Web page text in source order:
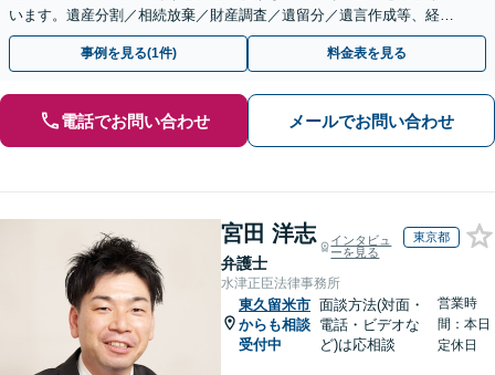
います。遺産分割／相続放棄／財産調査／遺留分／遺言作成等、経験
豊富な事務所。複雑な手続を代行【年間相談100件以上】
事例を見る(1件) 料金表を見る
電話でお問い合わせ メールでお問い合わせ
宮田 洋志
弁護士
インタビュ
ーを見る
東京都
水津正臣法律事務所
東久留米市
からも相談
受付中
面談方法(対面・
電話・ビデオな
ど)は応相談
営業時
間：本日
定休日